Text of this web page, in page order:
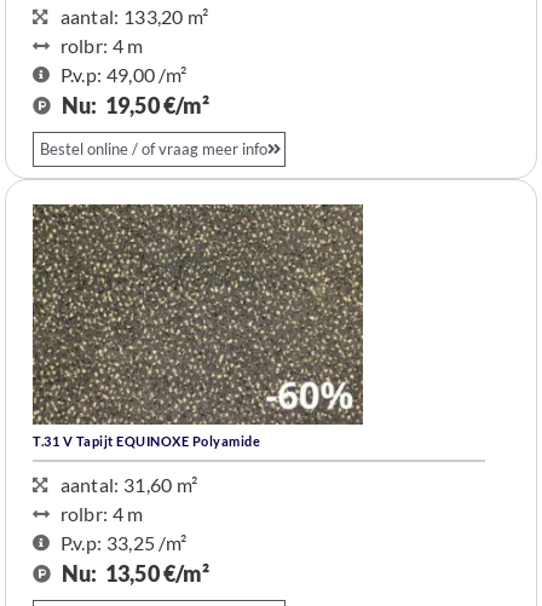
aantal: 133,20 m²
rolbr: 4 m​
P.v.p: 49,00 /m²
Nu: 19,50 €/m²
Bestel online / of vraag meer info
T.31 V Tapijt EQUINOXE Polyamide
aantal: 31,60 m²
rolbr: 4 m​
P.v.p: 33,25 /m²
Nu: 13,50 €/m²